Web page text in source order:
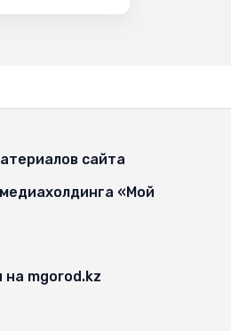
сайта
«Мой
на mgorod.kz